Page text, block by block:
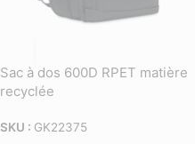
Sac à dos 600D RPET matière
recyclée
SKU : GK22375